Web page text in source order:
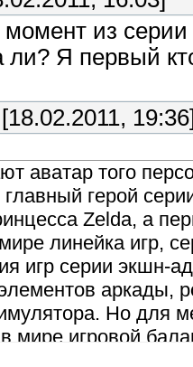
из
ли? Я первый
[18.02.2011,
аватар того
герой
Zelda, а
линейка игр,
игр серии экшн-
аркады,
Но для
мире игровой